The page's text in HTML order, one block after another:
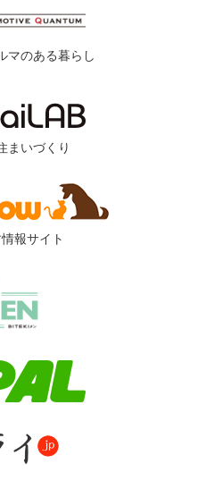
マのある暮らし
まいづくり
報サイト